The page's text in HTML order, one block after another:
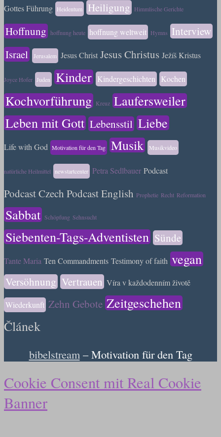
Gottes Führung Heidentum Heiligung Himmlische Gerichte
Hoffnung hoffnung heute hoffnung weltweit Hymns
Interview
Israel
Jerusalem Jesus Christ Jesus Christus Ježíš Kristus
Joyce Hofer Juden Kinder Kindergeschichten Kochen
Kochvorführung Kreuz Laufersweiler
Leben mit Gott Lebensstil Liebe
Life with God Motivation für den Tag Musik Musikvideo
natürliche Heilmittel newstartcenter Petra Sedlbauer Podcast
Podcast Czech Podcast English Prophetie Recht Reformation
Sabbat Schöpfung Sehnsucht
Siebenten-Tags-Adventisten Sünde
Tante Maria Ten Commandments Testimony of faith vegan
Versöhnung Vertrauen Víra v každodenním životě
Wiederkunft Zehn Gebote Zeitgeschehen
Článek
bibelstream – Motivation für den Tag
Cookie Consent mit Real Cookie
Banner